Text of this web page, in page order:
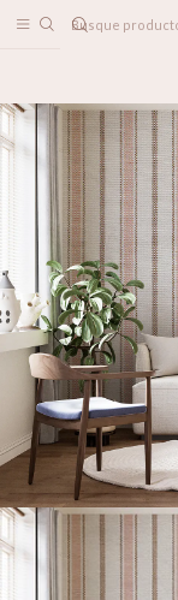
PAPELES MURALES